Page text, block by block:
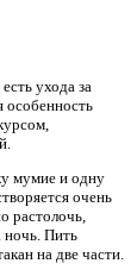
ухода за
особенность
мумие и одну
очень
растолочь,
ночь. Пить
на две части.